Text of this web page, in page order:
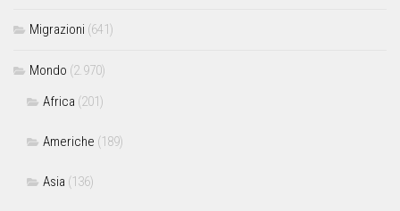
Migrazioni (641)
Mondo (2.970)
Africa (201)
Americhe (189)
Asia (136)